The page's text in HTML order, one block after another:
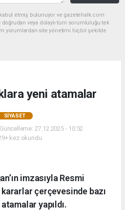
kabul etmiş bulunuyor ve gazetehalk.com
doğrudan veya dolaylı tüm sorumluluğu tek
yorumlardan site yönetimi hiçbir şekilde
yeni atamalar
SIYASET
27.12.2025 - 10:52
kez okundu.
imzasıyla Resmi
kararlar çerçevesinde bazı
yapıldı.